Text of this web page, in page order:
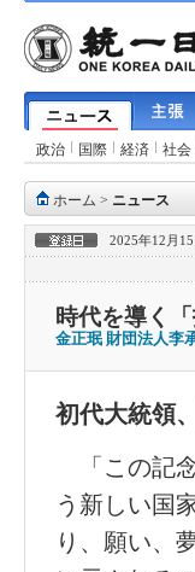
政治 国際 経済 社会
ホーム > ニュース
2025年12月
時代を導く
金正珉 財団法人李
初代大統領
「この記
う新しい国
り、願い、